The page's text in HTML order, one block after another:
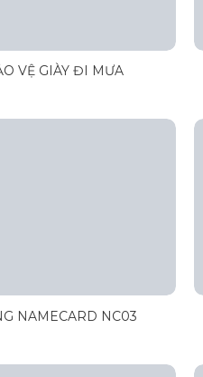
VỆ GIÀY ĐI MƯA
NAMECARD NC03